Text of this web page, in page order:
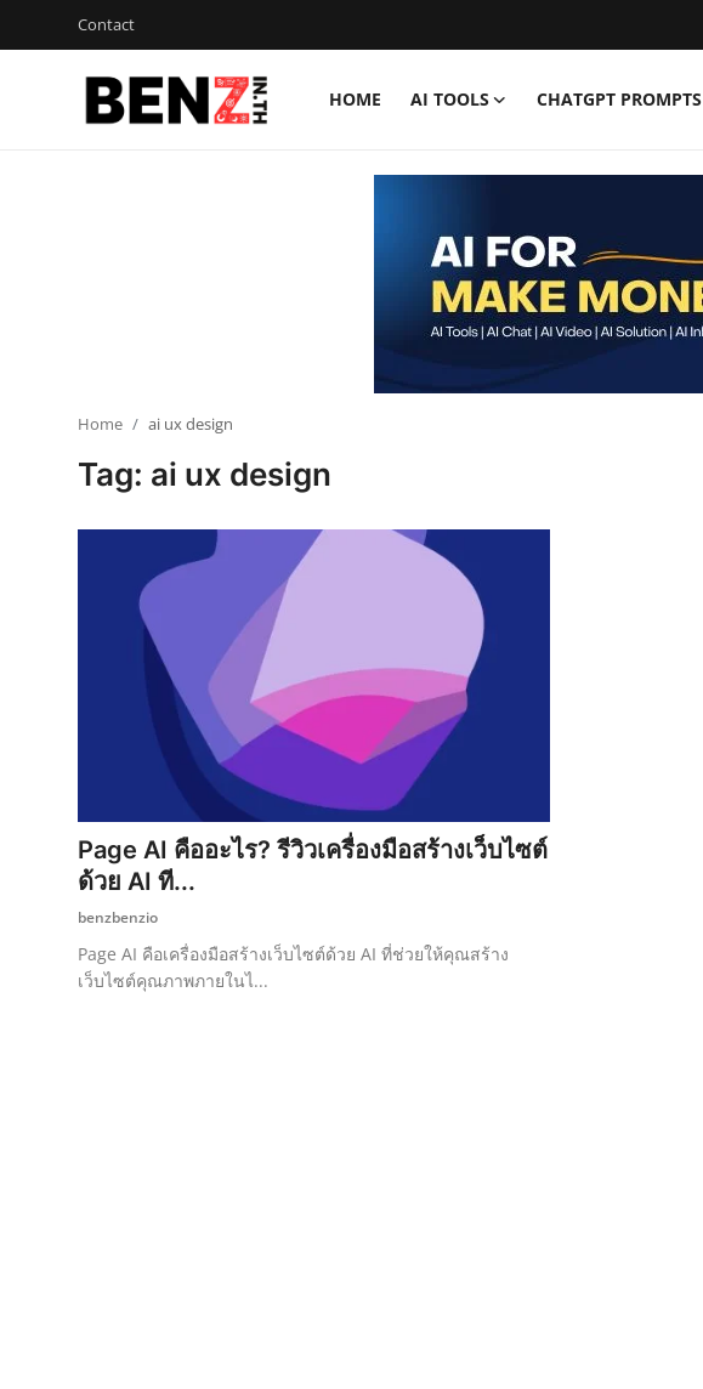
Contact
HOME AI TOOLS CHATGPT PROMPTS
ThaiGPT Builder
คอร์สเรียน ChatGPT
Home ai ux design
Tag: ai ux design
Page AI คืออะไร? รีวิวเครื่องมือสร้างเว็บไซต์
ด้วย AI ที...
benzbenzio
Page AI คือเครื่องมือสร้างเว็บไซต์ด้วย AI ที่ช่วยให้คุณสร้าง
เว็บไซต์คุณภาพภายในไ...